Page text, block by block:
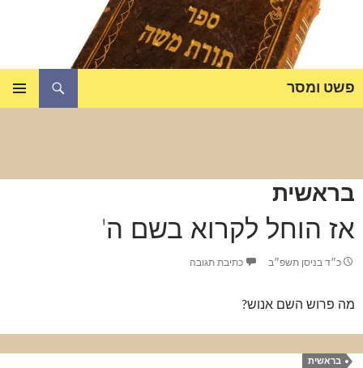
פשט ומסר
בראשית
אז הוחל לקרוא בשם ה'
כ״ד בניסן תשפ״ב כתיבת תגובה
מה פרוש השם אנוש?
בראשית